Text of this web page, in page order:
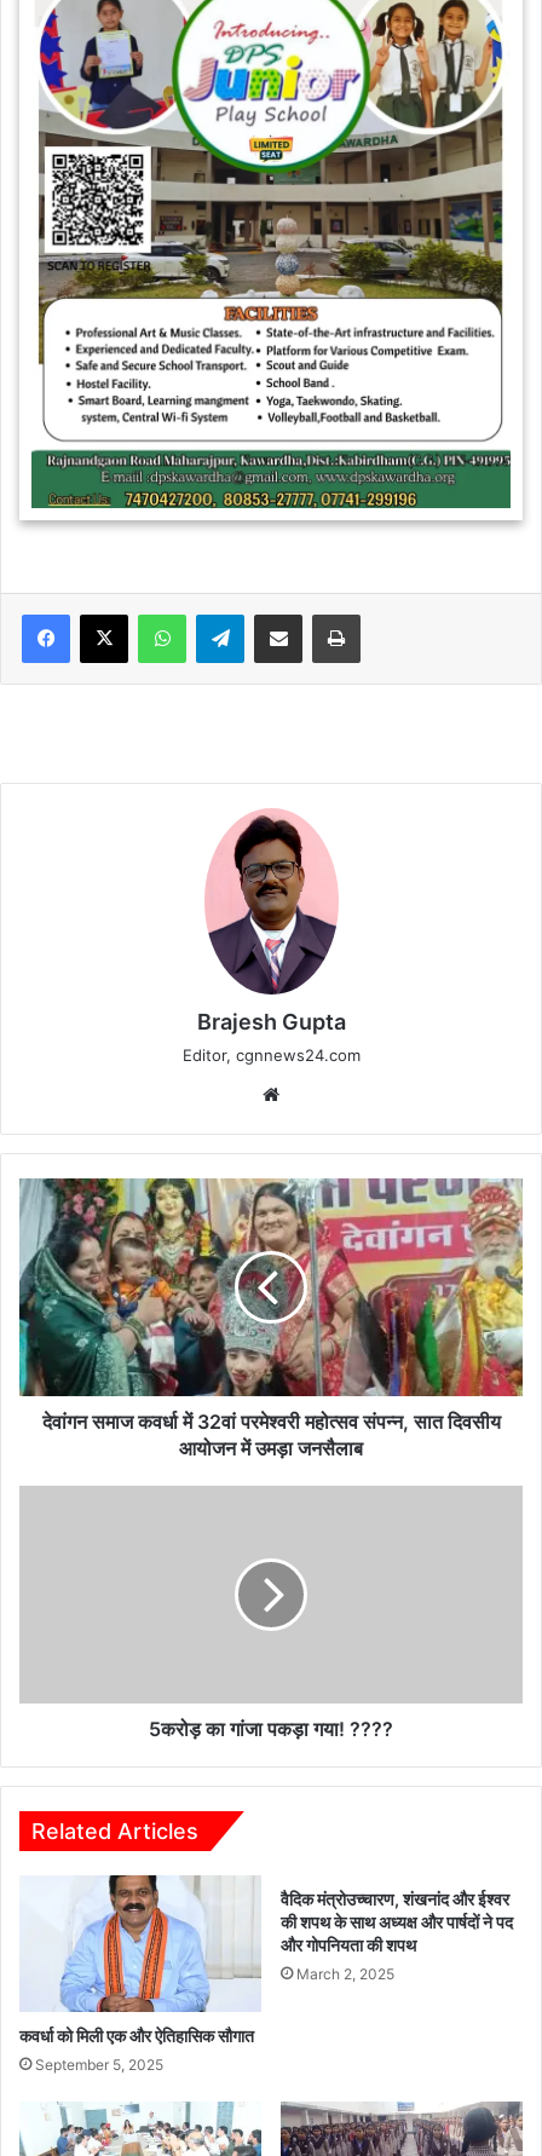
WhatsAppTelegramShare via Email Print
Brajesh Gupta
Editor, cgnnews24.com
देवांगन
समाज
कवर्धा
में
32वां
परमेश्वरी
महोत्सव
संपन्न,
सात
दिवसीयदेवांगन समाज कवर्धा में 32वां परमेश्वरी महोत्सव संपन्न, सात दिवसीय
आयोजन में उमड़ा जनसैलाब
5करोड़ का गांजा पकड़ा गया! ????
Related Articles
कवर्धा को मिली एक और ऐतिहासिक सौगात
September 5, 2025
वैदिक मंत्रोउच्चारण, शंखनांद और ईश्वर
की शपथ के साथ अध्यक्ष और पार्षदों ने पद
और गोपनियता की शपथ
March 2, 2025